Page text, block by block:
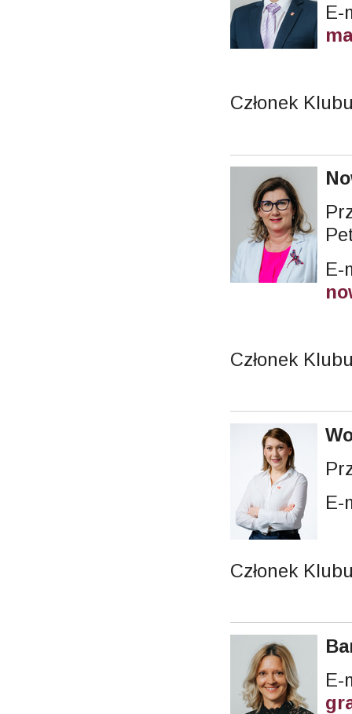
E-
Członek
E-
Członek
E-
Członek